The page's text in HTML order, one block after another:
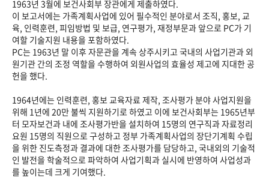
1963년 3월에 보건사회부 장관에게 제출하였다.
이 보고서에는 가족계획사업에 있어 필수적인 분야로서 조직, 홍보, 교
육, 인력훈련, 피임방법 및 보급, 연구평가, 재정부문과 앞으로 PC가 기
여할 기술지원 내용을 포함하였다.
PC는 1963년 말 이후 자문관을 계속 상주시키고 국내의 사업기관과 외
원기관 간의 조정 역할을 수행하여 외원사업의 효율성 제고에 지대한 공
헌을 했다.
1964년에는 인력훈련, 홍보 교육자료 제작, 조사평가 분야 사업지원을
위해 1년에 20만 불씩 지원하기로 하였고 이에 보건사회부는 1965년부
터 모자보건과 내에 조사평가반을 설치하여 15명의 연구직과 자료정리
요원 15명의 직원으로 구성하고 정부 가족계획사업의 장단기계획 수립
을 위한 진도측정과 결과에 대한 조사평가를 담당하고, 국내외의 기술적
인 발전을 학술적으로 파악하여 사업기획과 실시에 반영하여 사업성과
를 높이는데 크게 기여했다.